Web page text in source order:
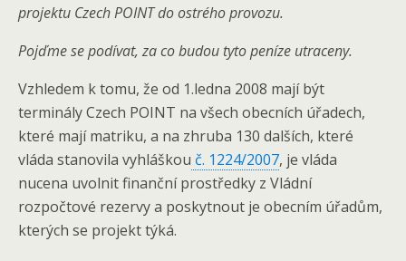
projektu Czech POINT do ostrého provozu.
Pojďme se podívat, za co budou tyto peníze utraceny.
Vzhledem k tomu, že od 1.ledna 2008 mají být
terminály Czech POINT na všech obecních úřadech,
které mají matriku, a na zhruba 130 dalších, které
vláda stanovila vyhláškou č. 1224/2007, je vláda
nucena uvolnit finanční prostředky z Vládní
rozpočtové rezervy a poskytnout je obecním úřadům,
kterých se projekt týká.